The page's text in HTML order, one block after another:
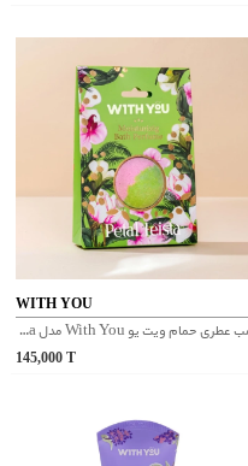
WITH YOU
بمب عطری حمام ویت یو With You مدل Petal Fiesta
145,000T